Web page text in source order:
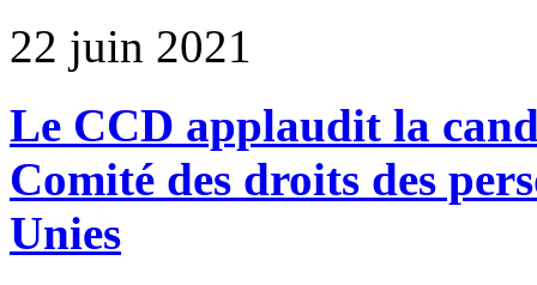
22 juin 2021
Le CCD applaudit la
Comité des droits des
Unies